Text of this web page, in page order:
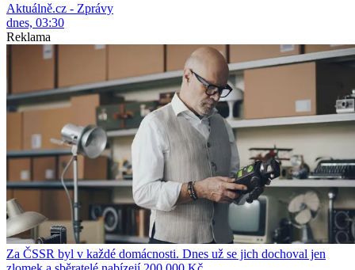
Aktuálně.cz - Zprávy
dnes, 03:30
Reklama
Za ČSSR byl v každé domácnosti. Dnes už se jich dochoval jen